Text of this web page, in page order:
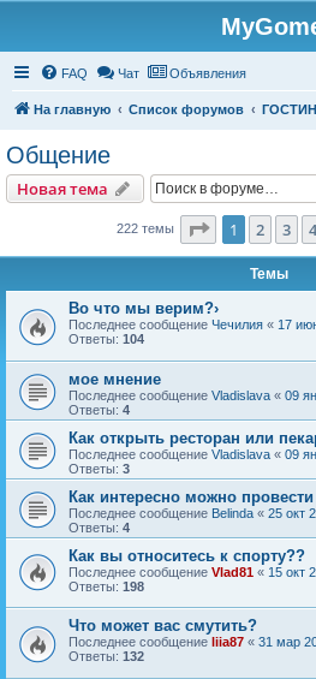
FAQ Чат Объявления
На главную Список форумов
Общение
Новая тема
Новаятема
222 темы Страница
1 2 3 4
Темы
Во что мы верим?›
Последнее сообщение Чечилия « 17
Ответы: 104
мое мнение
Последнее сообщение Vladislava « 09
Ответы: 4
Как открыть ресторан или
Последнее сообщение Vladislava « 09
Ответы: 3
Как интересно можно
Последнее сообщение Belinda « 25 окт
Ответы: 4
Как вы относитесь к спорту??
Последнее сообщение Vlad81 « 15 окт
Ответы: 198
Что может вас смутить?
Последнее сообщение liia87 « 31 мар
Ответы: 132